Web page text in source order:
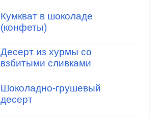
Кумкват в шоколаде
(конфеты)
Десерт из хурмы со
взбитыми сливками
Шоколадно-грушевый
десерт